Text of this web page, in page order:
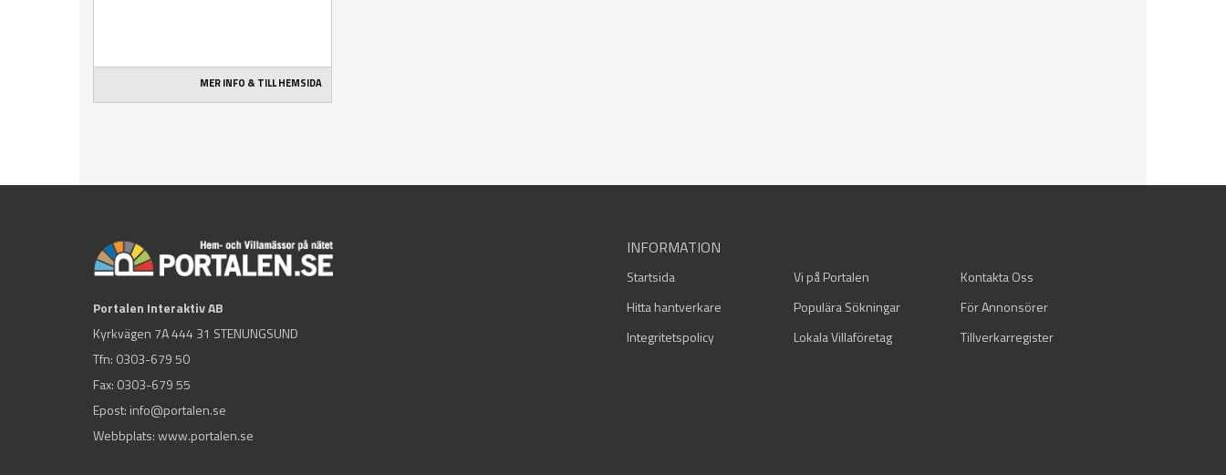
MER INFO & TILL HEMSIDA
Portalen Interaktiv AB
Kyrkvägen 7A 444 31 STENUNGSUND
Tfn: 0303-679 50
Fax: 0303-679 55
Epost: info@portalen.se
Webbplats: www.portalen.se
INFORMATION
Startsida Vi på Portalen
Kontakta Oss
Hitta hantverkare
Populära Sökningar
För Annonsörer
Integritetspolicy
Lokala Villaföretag Tillverkarregister